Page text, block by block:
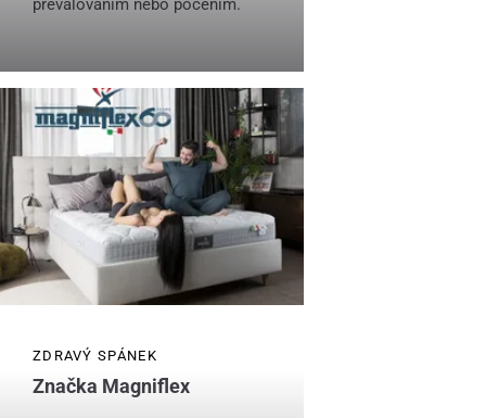
převalováním nebo pocením.
ZDRAVÝ SPÁNEK
Značka Magniflex